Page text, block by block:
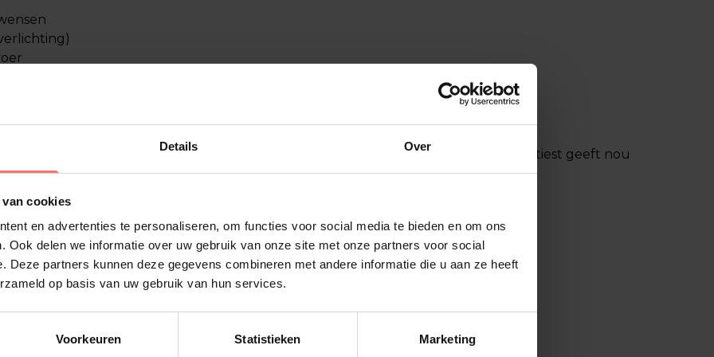
Details Over
cookies
en advertenties te personaliseren, om functies voor social media te bieden en om ons
Ook delen we informatie over uw gebruik van onze site met onze partners voor social
Deze partners kunnen deze gegevens combineren met andere informatie die u aan ze heeft
op basis van uw gebruik van hun services.
Voorkeuren Statistieken Marketing
uit het buitenland)
op zijn gemak voelt en uitgerust het podium opgaat. Een moe of ontevreden artiest geeft nou
de verschillen op een rij
Hospitality rider
Comfort en verzorging
Artiest en crew